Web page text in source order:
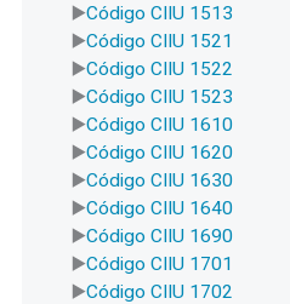
Código CIIU 1513
Código CIIU 1521
Código CIIU 1522
Código CIIU 1523
Código CIIU 1610
Código CIIU 1620
Código CIIU 1630
Código CIIU 1640
Código CIIU 1690
Código CIIU 1701
Código CIIU 1702